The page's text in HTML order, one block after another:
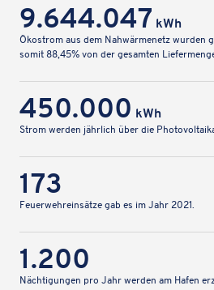
9.644.047 kWh
Ökostrom aus dem Nahwär­me­netz wurden
somit 88,45% von der gesam­ten
450.000 kWh
Strom werden jähr­lich über die
173
Feuer­wehr­ein­sätze gab es im Jahr 2021.
1.200
Näch­ti­gun­gen pro Jahr werden am Hafen